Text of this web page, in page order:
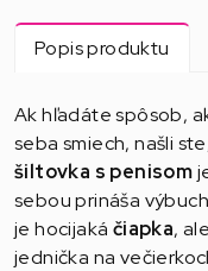
Popis produktu
Ak hľadáte spôsob,
seba smiech, našli
šiltovka s penisom
sebou prináša
je hocijaká čiapka,
jednička na